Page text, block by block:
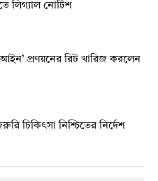
লিগ্যাল নোটিশ
প্রণয়নের রিট খারিজ করলেন
চিকিৎসা নিশ্চিতের নির্দেশ